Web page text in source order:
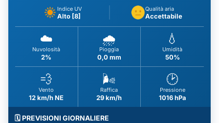
Indice UV
Alto [8]
Qualità aria
Accettabile
☁️
Nuvolosità
2%
🌧️
Pioggia
0,0 mm
💧
Umidità
50%
💨
Vento
12 km/h NE
🌬️
Raffica
29 km/h
🕑
Pressione
1016 hPa
🗓️ PREVISIONI GIORNALIERE